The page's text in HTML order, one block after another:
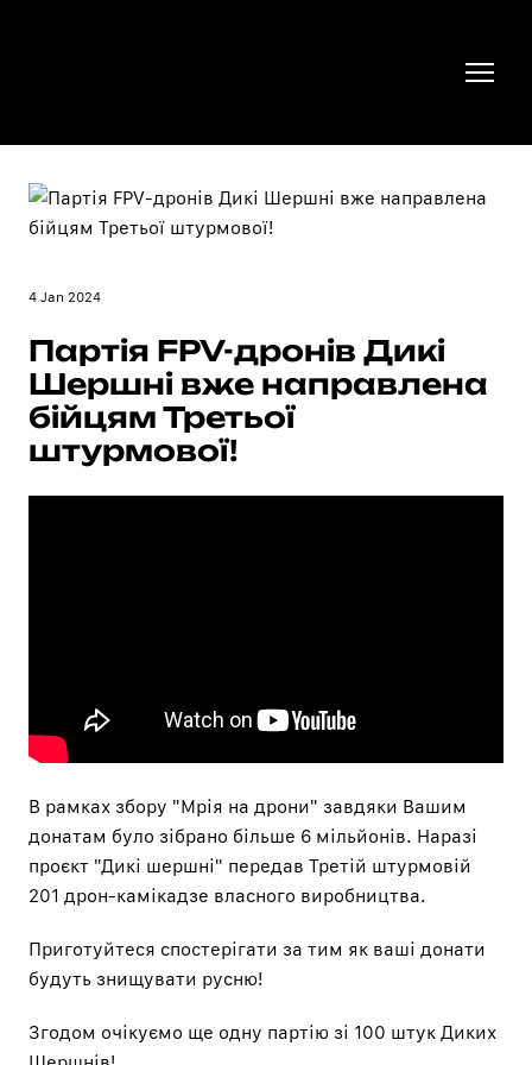
4 Jan 2024
Партія FPV-дронів Дикі
Шершні вже направлена
бійцям Третьої
штурмової!
В рамках збору "Мрія на дрони" завдяки Вашим
донатам було зібрано більше 6 мільйонів. Наразі
проєкт "Дикі шершні" передав Третій штурмовій
201 дрон-камікадзе власного виробництва.
Приготуйтеся спостерігати за тим як ваші донати
будуть знищувати русню!
Згодом очікуємо ще одну партію зі 100 штук Диких